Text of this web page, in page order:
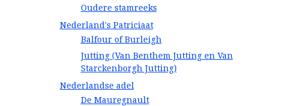
Oudere stamreeks
Nederland's Patriciaat
Balfour of Burleigh
Jutting (Van Benthem Jutting en Van
Starckenborgh Jutting)
Nederlandse adel
De Mauregnault